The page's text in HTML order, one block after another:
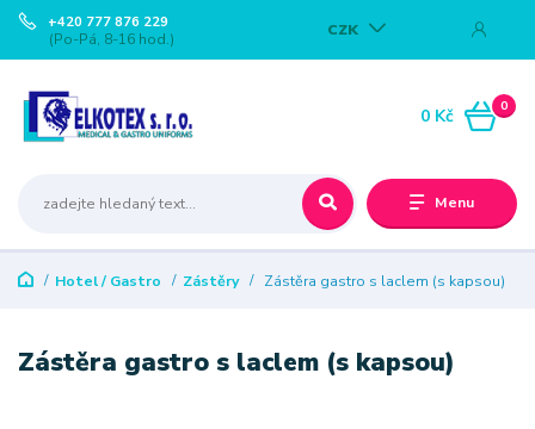
Menu
CZK
+420 777 876 229
(Po-Pá, 8-16 hod.)
0
0 Kč
Hotel / Gastro Zástěry Zástěra gastro s laclem (s kapsou)
Zástěra gastro s laclem (s kapsou)